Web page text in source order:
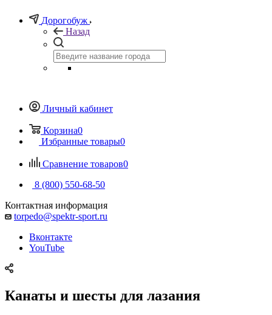
Дорогобуж
Назад
Личный кабинет
Корзина0
Избранные товары0
Сравнение товаров0
8 (800) 550-68-50
Контактная информация
torpedo@spektr-sport.ru
Вконтакте
YouTube
Канаты и шесты для лазания